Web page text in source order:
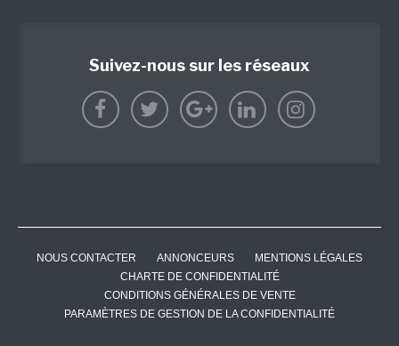
Suivez-nous sur les réseaux
NOUS CONTACTER ANNONCEURS
MENTIONS LÉGALES
CHARTE DE CONFIDENTIALITÉ
CONDITIONS GÉNÉRALES DE VENTE
PARAMÈTRES DE GESTION DE LA CONFIDENTIALITÉ